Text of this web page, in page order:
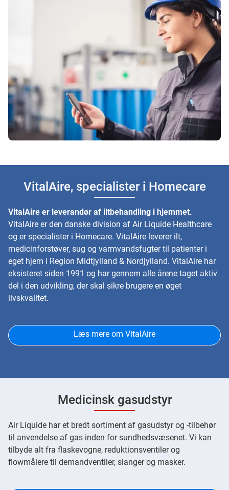
VitalAire, specialister i Homecare
VitalAire er leverandør af iltbehandling i hjemmet.
VitalAire er den danske division af Air Liquide Healthcare
og er specialister i Homecare. VitalAire leverer ilt,
medicinforstøver, sug og varmvandsfugter til patienter i
eget hjem i Region Midtjylland & Nordjylland. VitalAire har
eksisteret siden 1991 og har gennem alle årene taget aktiv
del i den udvikling, der skal sikre brugere en øget
livskvalitet.
Læs mere om VitalAire
Medicinsk gasudstyr
Air Liquide har et bredt sortiment af gasudstyr og -tilbehør
til anvendelse af gas inden for sundhedsvæsenet. Vi kan
tilbyde alt fra flaskevogne, reduktionsventiler og
flowmålere til demandventiler, slanger og masker.